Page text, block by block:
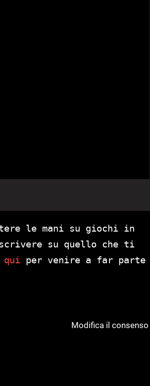
le mani su giochi in
su quello che ti
qui per venire a far parte
Modifica il consenso